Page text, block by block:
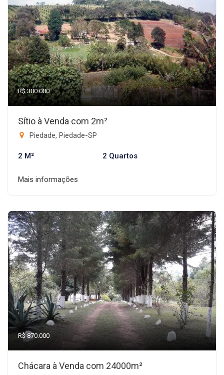
R$ 300.000
Sítio à Venda com 2m²
Piedade, Piedade-SP
2 M² 2 Quartos
Mais informações
R$ 870.000
Chácara à Venda com 24000m²